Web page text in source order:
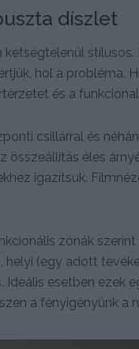
díszlet
hol a probléma.
és a
csillárral és
összeállítás éles
igazítsuk.
zónák
helyi (egy adott
Ideális esetben ezek
a fényigényünk a